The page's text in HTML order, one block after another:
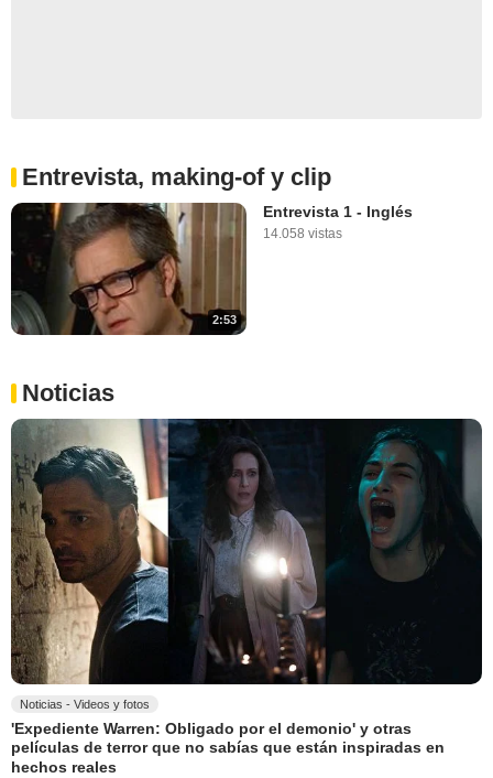
Entrevista, making-of y clip
2:53
Entrevista 1 - Inglés
14.058 vistas
Noticias
Noticias - Videos y fotos
'Expediente Warren: Obligado por el demonio' y otras
películas de terror que no sabías que están inspiradas en
hechos reales